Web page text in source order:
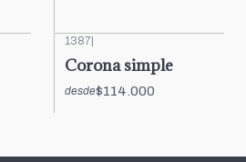
1387|
Corona simple
desde$114.000